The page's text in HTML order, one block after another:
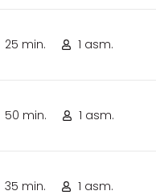
25 min. 1 asm.
50 min. 1 asm.
35 min. 1 asm.